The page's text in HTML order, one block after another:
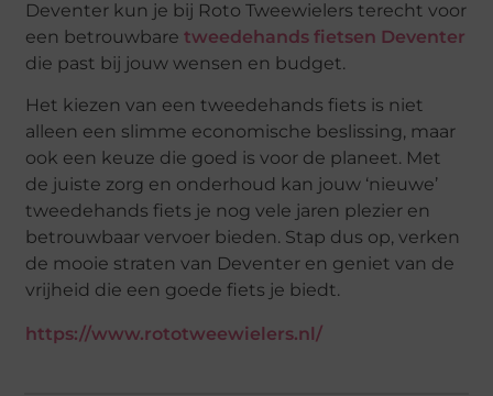
Deventer kun je bij Roto Tweewielers terecht voor
een betrouwbaretweedehands fietsen Deventer
die past bij jouw wensen en budget.
Het kiezen van een tweedehands fiets is niet
alleen een slimme economische beslissing, maar
ook een keuze die goed is voor de planeet. Met
de juiste zorg en onderhoud kan jouw ‘nieuwe’
tweedehands fiets je nog vele jaren plezier en
betrouwbaar vervoer bieden. Stap dus op, verken
de mooie straten van Deventer en geniet van de
vrijheid die een goede fiets je biedt.
https://www.rototweewielers.nl/